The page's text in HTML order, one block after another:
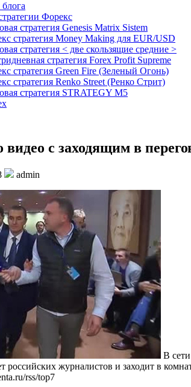
блога
Форекс
стратегия Genesis Matrix Sistem
стратегия Money Making для EUR/USD
стратегия < две скользящие средние >
стратегия Forex Profit Supreme
стратегия Green Fire (Зеленый Огонь)
стратегия Renko Street (Ренко Стрит)
стратегия STRATEGY M5
видео с заходящим в
admin
В
российских журналистов и заходит в
rss/top7